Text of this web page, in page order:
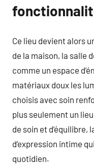
Ce lieu devient alors
de la maison, la salle
comme un espace
matériaux doux les
choisis avec soin
plus seulement un
de soin et
d’expression intime
quotidien.